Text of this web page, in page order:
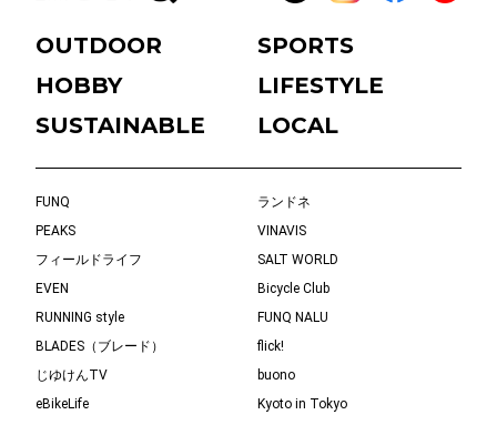
OUTDOOR
SPORTS
HOBBY
LIFESTYLE
SUSTAINABLE
LOCAL
FUNQ
ランドネ
PEAKS
VINAVIS
フィールドライフ
SALT WORLD
EVEN
Bicycle Club
RUNNING style
FUNQ NALU
BLADES（ブレード）
flick!
じゆけんTV
buono
eBikeLife
Kyoto in Tokyo